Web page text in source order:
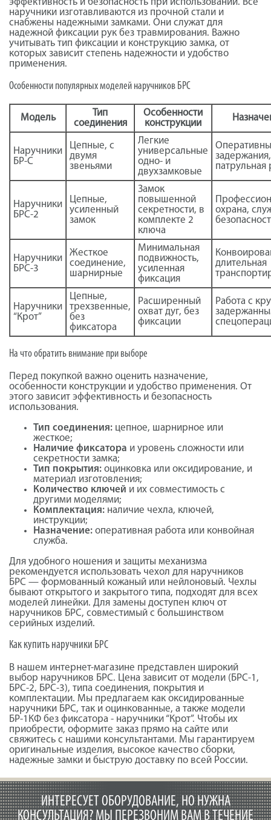
эффективность и безопасность при использовании. Все
наручники изготавливаются из прочной стали и
снабжены надежными замками. Они служат для
надежной фиксации рук без травмирования. Важно
учитывать тип фиксации и конструкцию замка, от
которых зависит степень надежности и удобство
применения.
Особенности популярных моделей наручников БРС
Модель
Тип
соединения
Особенности
конструкции
Наручники
БР-С
Цепные, с
двумя
звеньями
Легкие
универсальные
одно- и
двухзамковые
задержания,
патрульная
Наручники
БРС-2
Цепные,
усиленный
замок
Замок
повышенной
секретности, в
комплекте 2
ключа
охрана,
Наручники
БРС-3
Жесткое
соединение,
шарнирные
Минимальная
подвижность,
усиленная
фиксация
длительная
Наручники
“Крот”
Цепные,
трехзвенные,
без
фиксатора
Расширенный
охват дуг, без
фиксации
Работа с
На что обратить внимание при выборе
Перед покупкой важно оценить назначение,
особенности конструкции и удобство применения. От
этого зависит эффективность и безопасность
использования.
Тип соединения: цепное, шарнирное или
жесткое;
Наличие фиксатора и уровень сложности или
секретности замка;
Тип покрытия: оцинковка или оксидирование, и
материал изготовления;
Количество ключей и их совместимость с
другими моделями;
Комплектация: наличие чехла, ключей,
инструкции;
Назначение: оперативная работа или конвойная
служба.
Для удобного ношения и защиты механизма
рекомендуется использовать чехол для наручников
БРС — формованный кожаный или нейлоновый. Чехлы
бывают открытого и закрытого типа, подходят для всех
моделей линейки. Для замены доступен ключ от
наручников БРС, совместимый с большинством
серийных изделий.
Как купить наручники БРС
В нашем интернет-магазине представлен широкий
выбор наручников БРС. Цена зависит от модели (БРС-1,
БРС-2, БРС-3), типа соединения, покрытия и
комплектации. Мы предлагаем как оксидированные
наручники БРС, так и оцинкованные, а также модели
БР-1КФ без фиксатора - наручники “Крот”. Чтобы их
приобрести, оформите заказ прямо на сайте или
свяжитесь с нашими консультантами. Мы гарантируем
оригинальные изделия, высокое качество сборки,
надежные замки и быструю доставку по всей России.
ИНТЕРЕСУЕТ ОБОРУДОВАНИЕ, НО НУЖНА
КОНСУЛЬТАЦИЯ? МЫ ПЕРЕЗВОНИМ ВАМ В ТЕЧЕНИЕ